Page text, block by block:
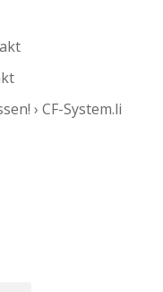
› CF-System.li